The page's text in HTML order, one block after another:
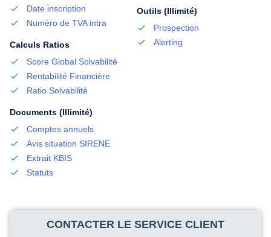
Date inscription
Numéro de TVA intra
Calculs Ratios
Score Global Solvabilité
Rentabilité Financière
Ratio Solvabilité
Documents (Illimité)
Comptes annuels
Avis situation SIRENE
Extrait KBIS
Statuts
Outils (Illimité)
Prospection
Alerting
CONTACTER LE SERVICE CLIENT